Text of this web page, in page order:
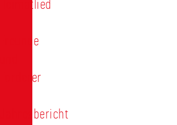
Heimatlied
Freunde
Förderer
Jahresbericht